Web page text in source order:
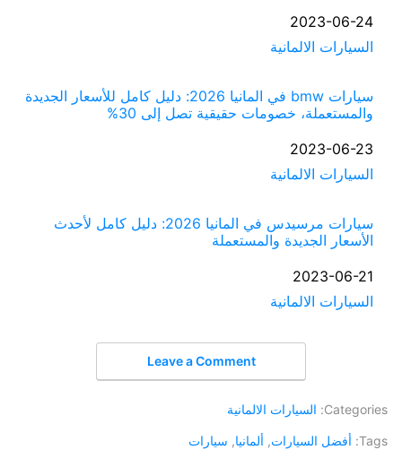
التاريخ
2023-06-24
في ما يتعلق بما يأتي
السيارات الالمانية
سيارات bmw في المانيا 2026: دليل كامل للأسعار الجديدة
والمستعملة، خصومات حقيقية تصل إلى 30%
التاريخ
2023-06-23
في ما يتعلق بما يأتي
السيارات الالمانية
سيارات مرسيدس في المانيا 2026: دليل كامل لأحدث
الأسعار الجديدة والمستعملة
التاريخ
2023-06-21
في ما يتعلق بما يأتي
السيارات الالمانية
Leave a Comment
Categories: السيارات الالمانية
Tags: أفضل السيارات, ألمانيا, سيارات